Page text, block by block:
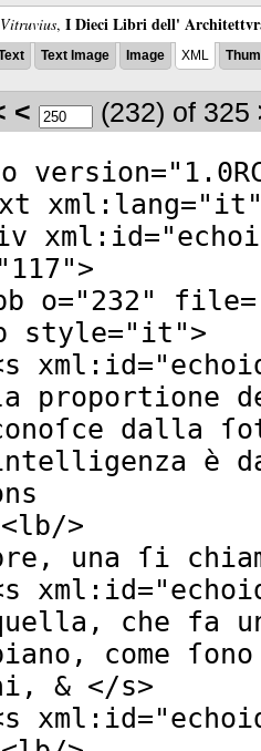
Vitruvius, I Dieci Libri dell'
Text Image Image XML
< (232) of 325
version="
xml:lang=" it
xml:id="
117">
o="232 " file
style=" it ">
s xml:id="
proportione
dalla
è
<lb/>
una ſi
s xml:id="
che fa
come
& </s>
s xml:id="